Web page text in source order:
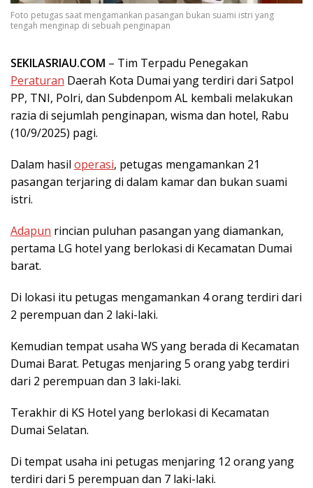
Foto petugas saat mengamankan pasangan bukan suami istri yang
tengah menginap di sebuah penginapan
SEKILASRIAU.COM – Tim Terpadu Penegakan
Peraturan Daerah Kota Dumai yang terdiri dari Satpol
PP, TNI, Polri, dan Subdenpom AL kembali melakukan
razia di sejumlah penginapan, wisma dan hotel, Rabu
(10/9/2025) pagi.
Dalam hasil operasi, petugas mengamankan 21
pasangan terjaring di dalam kamar dan bukan suami
istri.
Adapun rincian puluhan pasangan yang diamankan,
pertama LG hotel yang berlokasi di Kecamatan Dumai
barat.
Di lokasi itu petugas mengamankan 4 orang terdiri dari
2 perempuan dan 2 laki-laki.
Kemudian tempat usaha WS yang berada di Kecamatan
Dumai Barat. Petugas menjaring 5 orang yabg terdiri
dari 2 perempuan dan 3 laki-laki.
Terakhir di KS Hotel yang berlokasi di Kecamatan
Dumai Selatan.
Di tempat usaha ini petugas menjaring 12 orang yang
terdiri dari 5 perempuan dan 7 laki-laki.